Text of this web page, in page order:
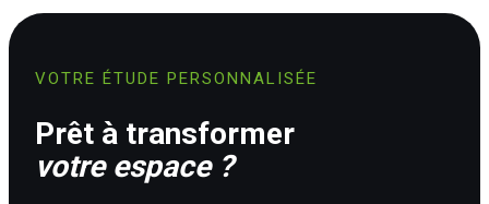
VOTRE ÉTUDE PERSONNALISÉE
Prêt à transformer
votre espace ?